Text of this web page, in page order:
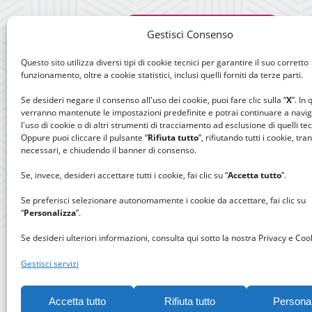
Gestisci Consenso
Questo sito utilizza diversi tipi di cookie tecnici per garantire il suo corretto
funzionamento, oltre a cookie statistici, inclusi quelli forniti da terze parti.
Se desideri negare il consenso all'uso dei cookie, puoi fare clic sulla “X”. In
verranno mantenute le impostazioni predefinite e potrai continuare a
l'uso di cookie o di altri strumenti di tracciamento ad esclusione di quelli
Oppure puoi cliccare il pulsante “Rifiuta tutto”, rifiutando tutti i cookie,
necessari, e chiudendo il banner di consenso.
Se, invece, desideri accettare tutti i cookie, fai clic su “Accetta tutto”.
Se preferisci selezionare autonomamente i cookie da accettare, fai clic su
“Personalizza”.
Se desideri ulteriori informazioni, consulta qui sotto la nostra Privacy e
Gestisci servizi
Accetta tutto Rifiuta tutto